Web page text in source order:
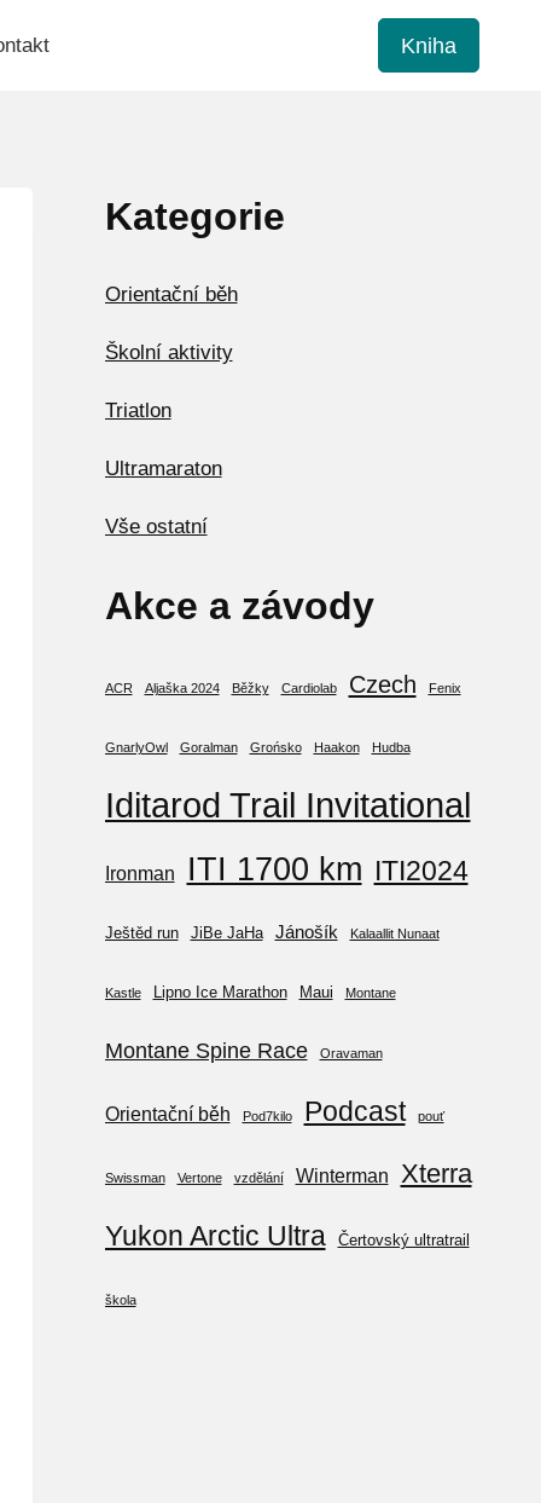
Kniha
Kategorie
Orientační běh
Školní aktivity
Triatlon
Ultramaraton
Vše ostatní
Akce a závody
ACR Aljaška 2024 Běžky Cardiolab Czech Fenix
GnarlyOwl Goralman Grońsko Haakon Hudba
Iditarod Trail Invitational
Ironman ITI 1700 km ITI2024
Ještěd run JiBe JaHa Jánošík Kalaallit Nunaat
Kastle Lipno Ice Marathon Maui Montane
Montane Spine Race Oravaman
Orientační běh Pod7kilo Podcast pouť
Swissman Vertone vzdělání Winterman Xterra
Yukon Arctic Ultra Čertovský ultratrail
škola